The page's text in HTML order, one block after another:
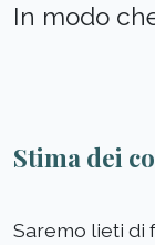
In modo
Stima dei
Saremo lieti di